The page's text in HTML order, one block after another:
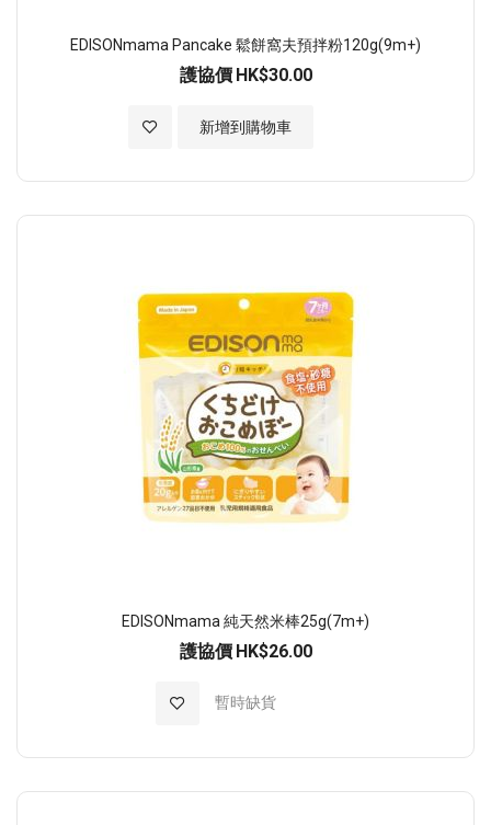
EDISONmama Pancake 鬆餅窩夫預拌粉120g(9m+)
護協價 HK$30.00
新增到購物車
加入至願望清單
EDISONmama 純天然米棒25g(7m+)
護協價 HK$26.00
暫時缺貨
加入至願望清單